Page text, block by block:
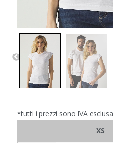
*tutti i prezzi sono IVA esclusa
XS